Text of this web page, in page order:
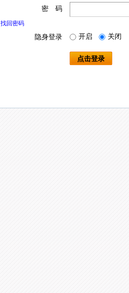
密 码
找回密码
隐身登录 开启 关闭
点击登录